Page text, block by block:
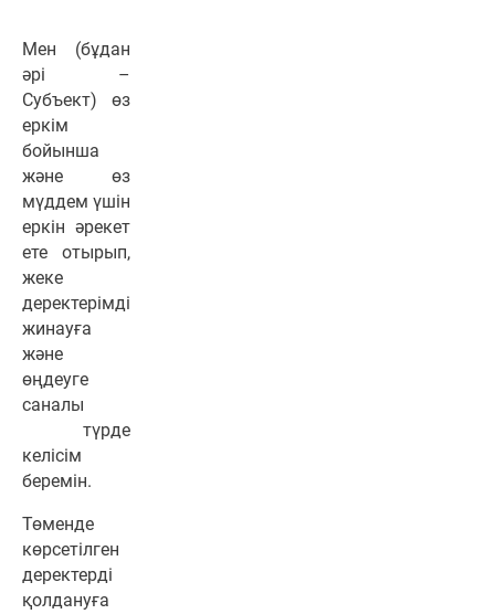
Мен (бұдан
әрі –
Субъект) өз
еркім
бойынша
және өз
мүддем үшін
еркін әрекет
ете отырып,
жеке
деректерімді
жинауға
және
өңдеуге
саналы
түрде
келісім
беремін.
Төменде
көрсетілген
деректерді
қолдануға